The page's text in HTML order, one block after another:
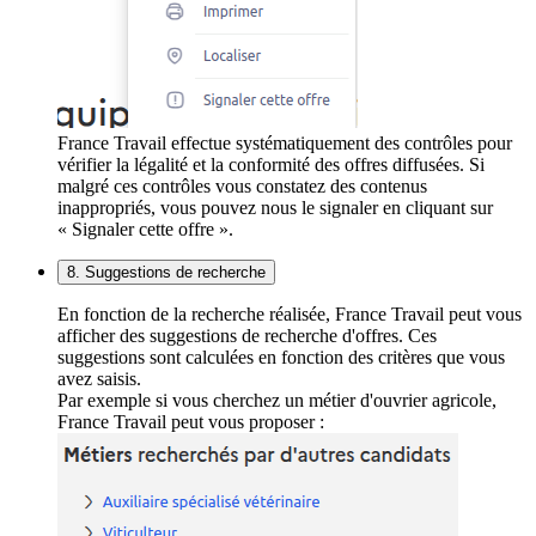
France Travail effectue systématiquement des contrôles pour
vérifier la légalité et la conformité des offres diffusées. Si
malgré ces contrôles vous constatez des contenus
inappropriés, vous pouvez nous le signaler en cliquant sur
« Signaler cette offre ».
8. Suggestions de recherche
En fonction de la recherche réalisée, France Travail peut vous
afficher des suggestions de recherche d'offres. Ces
suggestions sont calculées en fonction des critères que vous
avez saisis.
Par exemple si vous cherchez un métier d'ouvrier agricole,
France Travail peut vous proposer :